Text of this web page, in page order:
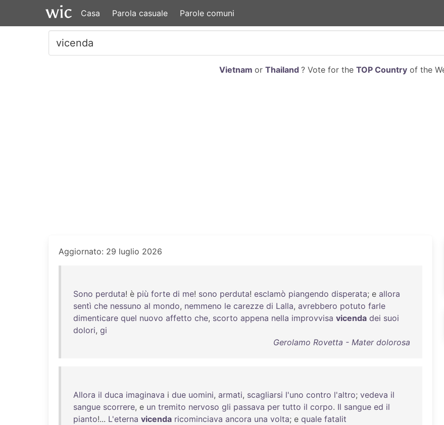
Casa Parola casuale Parole comuni
Vietnam or Thailand ? Vote for the TOP Countryof the
Aggiornato: 29 luglio 2026
Sono perduta! è più forte di me! sono perduta! esclamò piangendo disperata; e allora
sentì che nessuno al mondo, nemmeno le carezze di Lalla, avrebbero potuto farle
dimenticare quel nuovo affetto che, scorto appena nella improvvisa vicenda dei suoi
dolori, gi
Gerolamo Rovetta - Mater dolorosa
Allora il duca imaginava i due uomini, armati, scagliarsi l'uno contro l'altro; vedeva il
sangue scorrere, e un tremito nervoso gli passava per tutto il corpo. Il sangue ed il
pianto!... L'eterna vicenda ricominciava ancora una volta; e quale fatalit